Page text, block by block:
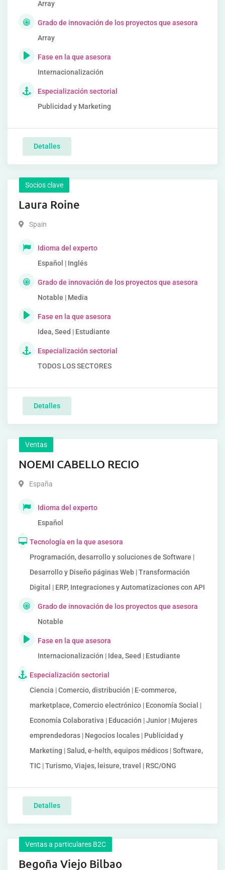
Array
Grado de innovación de los proyectos que asesora
Array
Fase en la que asesora
Internacionalización
Especialización sectorial
Publicidad y Marketing
Detalles
Socios clave
Laura Roine
Spain
Idioma del experto
Español | Inglés
Grado de innovación de los proyectos que asesora
Notable | Media
Fase en la que asesora
Idea, Seed | Estudiante
Especialización sectorial
TODOS LOS SECTORES
Detalles
Ventas
NOEMI CABELLO RECIO
España
Idioma del experto
Español
Tecnología en la que asesora
Programación, desarrollo y soluciones de Software |
Desarrollo y Diseño páginas Web | Transformación
Digital | ERP, Integraciones y Automatizaciones con API
Grado de innovación de los proyectos que asesora
Notable
Fase en la que asesora
Internacionalización | Idea, Seed | Estudiante
Especialización sectorial
Ciencia | Comercio, distribución | E-commerce,
marketplace, Comercio electrónico | Economía Social |
Economía Colaborativa | Educación | Junior | Mujeres
emprendedoras | Negocios locales | Publicidad y
Marketing | Salud, e-helth, equipos médicos | Software,
TIC | Turismo, Viajes, leisure, travel | RSC/ONG
Detalles
Ventas a particulares B2C
Begoña Viejo Bilbao